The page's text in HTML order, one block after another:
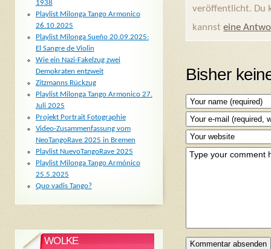
veröffentlicht. Du
kannsteine
Bisher
1938
Playlist Milonga Tango Armonico
26.10.2025
Playlist Milonga Sueño 20.09.2025:
El Sangre de Violin
Wie ein Nazi-Fakelzug zwei
Demokraten entzweit
Zitzmanns Rückzug
Playlist Milonga Tango Armonico 27.
Juli 2025
Projekt Portrait Fotographie
Video-Zusammenfassung vom
NeoTangoRave 2025 in Bremen
Playlist NuevoTangoRave 2025
Playlist Milonga Tango Armónico
25.5.2025
Quo vadis Tango?
WOLKE